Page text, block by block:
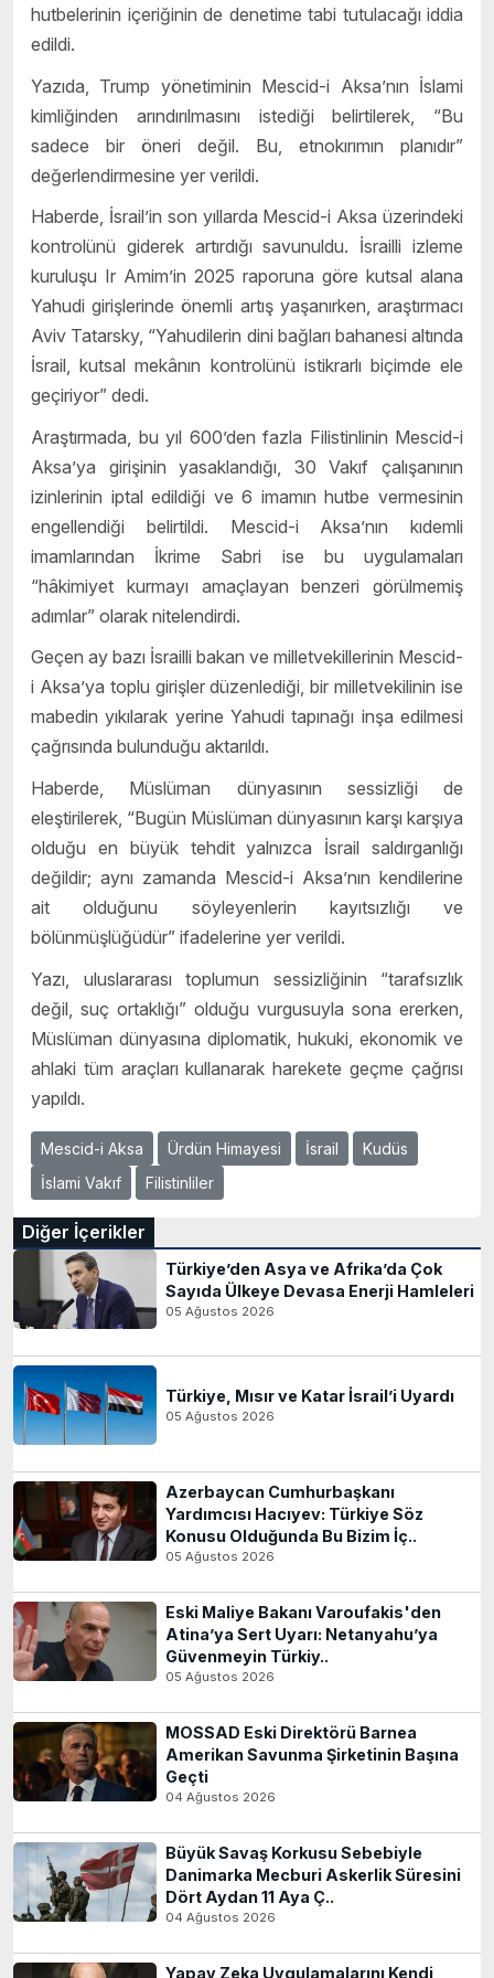
hutbelerinin içeriğinin de denetime tabi tutulacağı iddia
edildi.
Yazıda, Trump yönetiminin Mescid-i Aksa’nın İslami
kimliğinden arındırılmasını istediği belirtilerek, “Bu
sadece bir öneri değil. Bu, etnokırımın planıdır”
değerlendirmesine yer verildi.
Haberde, İsrail’in son yıllarda Mescid-i Aksa üzerindeki
kontrolünü giderek artırdığı savunuldu. İsrailli izleme
kuruluşu Ir Amim’in 2025 raporuna göre kutsal alana
Yahudi girişlerinde önemli artış yaşanırken, araştırmacı
Aviv Tatarsky, “Yahudilerin dini bağları bahanesi altında
İsrail, kutsal mekânın kontrolünü istikrarlı biçimde ele
geçiriyor” dedi.
Araştırmada, bu yıl 600’den fazla Filistinlinin Mescid-i
Aksa’ya girişinin yasaklandığı, 30 Vakıf çalışanının
izinlerinin iptal edildiği ve 6 imamın hutbe vermesinin
engellendiği belirtildi. Mescid-i Aksa’nın kıdemli
imamlarından İkrime Sabri ise bu uygulamaları
“hâkimiyet kurmayı amaçlayan benzeri görülmemiş
adımlar” olarak nitelendirdi.
Geçen ay bazı İsrailli bakan ve milletvekillerinin Mescid-
i Aksa’ya toplu girişler düzenlediği, bir milletvekilinin ise
mabedin yıkılarak yerine Yahudi tapınağı inşa edilmesi
çağrısında bulunduğu aktarıldı.
Haberde, Müslüman dünyasının sessizliği de
eleştirilerek, “Bugün Müslüman dünyasının karşı karşıya
olduğu en büyük tehdit yalnızca İsrail saldırganlığı
değildir; aynı zamanda Mescid-i Aksa’nın kendilerine
ait olduğunu söyleyenlerin kayıtsızlığı ve
bölünmüşlüğüdür” ifadelerine yer verildi.
Yazı, uluslararası toplumun sessizliğinin “tarafsızlık
değil, suç ortaklığı” olduğu vurgusuyla sona ererken,
Müslüman dünyasına diplomatik, hukuki, ekonomik ve
ahlaki tüm araçları kullanarak harekete geçme çağrısı
yapıldı.
Mescid-i Aksa Ürdün Himayesi İsrail
Kudüs
İslami Vakıf
Filistinliler
Diğer İçerikler
Türkiye’den Asya ve Afrika’da Çok
Sayıda Ülkeye Devasa Enerji Hamleleri
05 Ağustos 2026
Türkiye, Mısır ve Katar İsrail’i Uyardı
05 Ağustos 2026
Azerbaycan Cumhurbaşkanı
Yardımcısı Hacıyev: Türkiye Söz
Konusu Olduğunda Bu Bizim İç..
05 Ağustos 2026
Eski Maliye Bakanı Varoufakis'den
Atina’ya Sert Uyarı: Netanyahu’ya
Güvenmeyin Türkiy..
05 Ağustos 2026
MOSSAD Eski Direktörü Barnea
Amerikan Savunma Şirketinin Başına
Geçti
04 Ağustos 2026
Büyük Savaş Korkusu Sebebiyle
Danimarka Mecburi Askerlik Süresini
Dört Aydan 11 Aya Ç..
04 Ağustos 2026
Yapay Zeka Uygulamalarını Kendi